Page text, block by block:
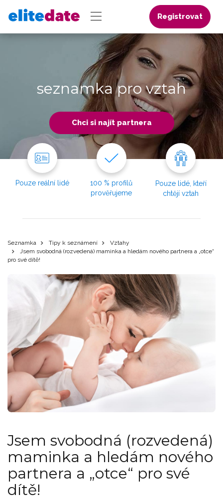
Registrovat
seznamka pro vztah
Chci si najít partnera
Pouze reální lidé
100 % profilů
prověřujeme
Pouze lidé, kteří
chtějí vztah
Seznamka Tipy k seznámení
Vztahy
Jsem svobodná (rozvedená) maminka a hledám nového partnera a „otce“
pro své dítě!
Jsem svobodná (rozvedená)
maminka a hledám nového
partnera a „otce“ pro své
dítě!